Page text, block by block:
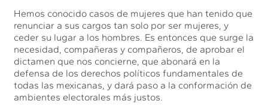
Hemos conocido casos de mujeres que han tenido que
renunciar a sus cargos tan solo por ser mujeres, y
ceder su lugar a los hombres. Es entonces que surge la
necesidad, compañeras y compañeros, de aprobar el
dictamen que nos concierne, que abonará en la
defensa de los derechos políticos fundamentales de
todas las mexicanas, y dará paso a la conformación de
ambientes electorales más justos.